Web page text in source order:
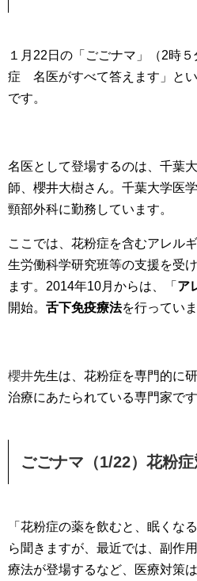
１月22日の「ごごナマ」（2時
症 名医がすべて答えます」と
です。
名医として登場するのは、千葉
師、櫻井大樹さん。千葉大学医
頸部外科に勤務しています。
ここでは、花粉症を含むアレル
生労働科学研究班等の支援を受
ます。2014年10月からは、「 ア
開始。 舌下免疫療法を行っていま
櫻井先生は、花粉症を専門的に
治療にあたられている専門家です
ごごナマ（1/22）花粉
「花粉症の薬を飲むと、眠くな
ら聞きますが、最近では、副作
療法が登場するなど、医療対策